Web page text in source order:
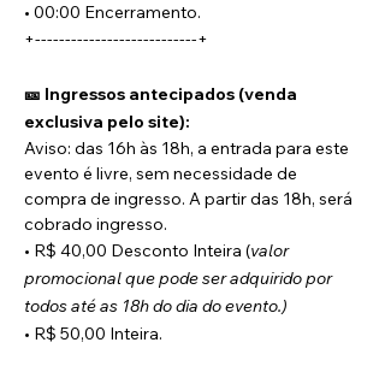
• 00:00 Encerramento.
+---------------------------+
🎫 Ingressos antecipados (venda
exclusiva pelo site):
Aviso: das 16h às 18h, a entrada para este
evento é livre, sem necessidade de
compra de ingresso. A partir das 18h, será
cobrado ingresso.
• R$ 40,00 Desconto Inteira (valor
promocional que pode ser adquirido por
todos até as 18h do dia do evento.)
• R$ 50,00 Inteira.